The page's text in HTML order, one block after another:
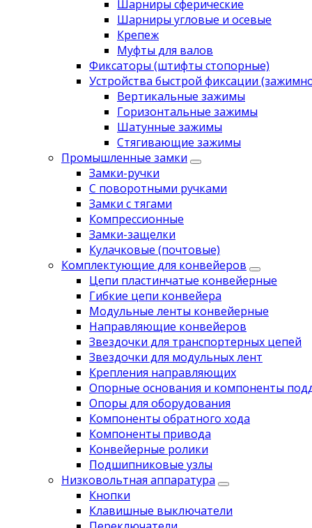
Шарниры сферические
Шарниры угловые и осевые
Крепеж
Муфты для валов
Фиксаторы (штифты стопорные)
Устройства быстрой фиксации
Вертикальные зажимы
Горизонтальные зажимы
Шатунные зажимы
Стягивающие зажимы
Промышленные замки
Замки-ручки
С поворотными ручками
Замки с тягами
Компрессионные
Замки-защелки
Кулачковые (почтовые)
Комплектующие для конвейеров
Цепи пластинчатые конвейерные
Гибкие цепи конвейера
Модульные ленты конвейерные
Направляющие конвейеров
Звездочки для транспортерных цепей
Звездочки для модульных лент
Крепления направляющих
Опорные основания и компоненты
Опоры для оборудования
Компоненты обратного хода
Компоненты привода
Koнвейерныe pолики
Подшипниковые узлы
Низковольтная аппаратура
Кнопки
Клавишные выключатели